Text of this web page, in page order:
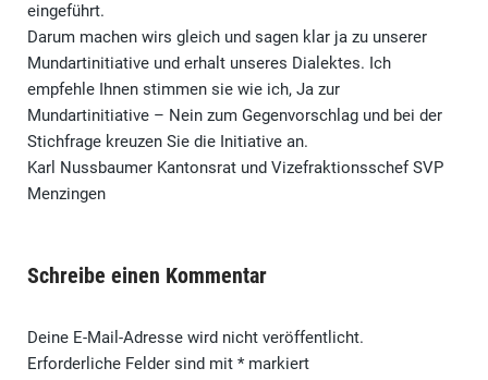
eingeführt.
Darum machen wirs gleich und sagen klar ja zu unserer
Mundartinitiative und erhalt unseres Dialektes. Ich
empfehle Ihnen stimmen sie wie ich, Ja zur
Mundartinitiative – Nein zum Gegenvorschlag und bei der
Stichfrage kreuzen Sie die Initiative an.
Karl Nussbaumer Kantonsrat und Vizefraktionsschef SVP
Menzingen
Schreibe einen Kommentar
Deine E-Mail-Adresse wird nicht veröffentlicht.
Erforderliche Felder sind mit *markiert